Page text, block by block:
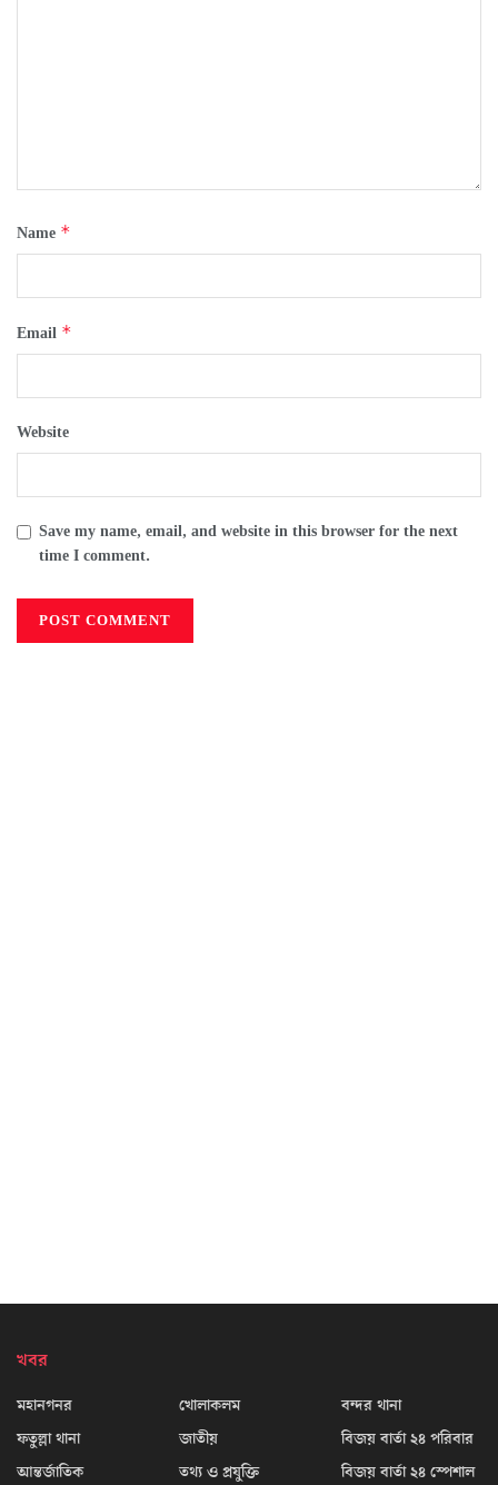
Name *
Email *
Website
Save my name, email, and website in this browser for the next
time I comment.
খবর
মহানগনর
ফতুল্লা থানা
আন্তর্জাতিক
খোলাকলম
জাতীয়
তথ্য ও প্রযুক্তি
বন্দর থানা
বিজয় বার্তা ২৪ পরিবার
বিজয় বার্তা ২৪ স্পেশাল